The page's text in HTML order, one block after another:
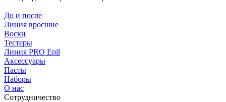
До и после
Линия вросшие
Воски
Тестеры
Линия PRO Epil
Аксессуары
Пасты
Наборы
О нас
Сотрудничество